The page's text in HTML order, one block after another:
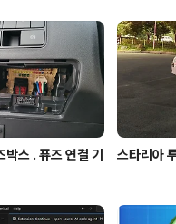
스 . 퓨즈 연결 기
스타리아